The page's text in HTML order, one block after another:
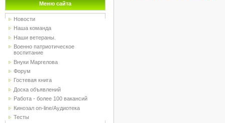
Меню сайта
Новости
Наша команда
Наши ветераны.
Военно патриотическое
воспитание
Внуки Маргелова
Форум
Гостевая книга
Доска объявлений
Работа - более 100 вакансий
Кинозал on-line/Аудиотека
Тесты